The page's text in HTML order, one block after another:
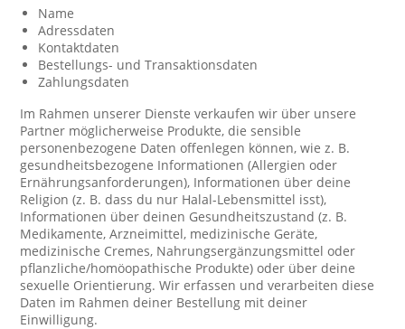
Name
Adressdaten
Kontaktdaten
Bestellungs- und Transaktionsdaten
Zahlungsdaten
Im Rahmen unserer Dienste verkaufen wir über unsere
Partner möglicherweise Produkte, die sensible
personenbezogene Daten offenlegen können, wie z. B.
gesundheitsbezogene Informationen (Allergien oder
Ernährungsanforderungen), Informationen über deine
Religion (z. B. dass du nur Halal-Lebensmittel isst),
Informationen über deinen Gesundheitszustand (z. B.
Medikamente, Arzneimittel, medizinische Geräte,
medizinische Cremes, Nahrungsergänzungsmittel oder
pflanzliche/homöopathische Produkte) oder über deine
sexuelle Orientierung. Wir erfassen und verarbeiten diese
Daten im Rahmen deiner Bestellung mit deiner
Einwilligung.